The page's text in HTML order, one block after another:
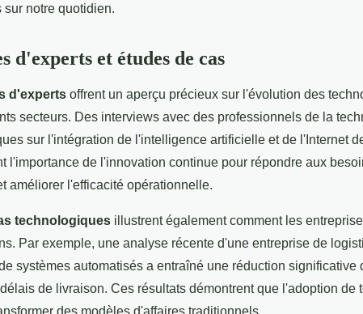
sur notre quotidien.
d'experts et études de cas
d'experts offrent un aperçu précieux sur l'évolution des
secteurs. Des interviews avec des professionnels de la
sur l'intégration de l'intelligence artificielle et de l'Internet
l'importance de l'innovation continue pour répondre aux
améliorer l'efficacité opérationnelle.
technologiques illustrent également comment les
Par exemple, une analyse récente d'une entreprise de
systèmes automatisés a entraîné une réduction significative
de livraison. Ces résultats démontrent que l'adoption de
des modèles d'affaires traditionnels.